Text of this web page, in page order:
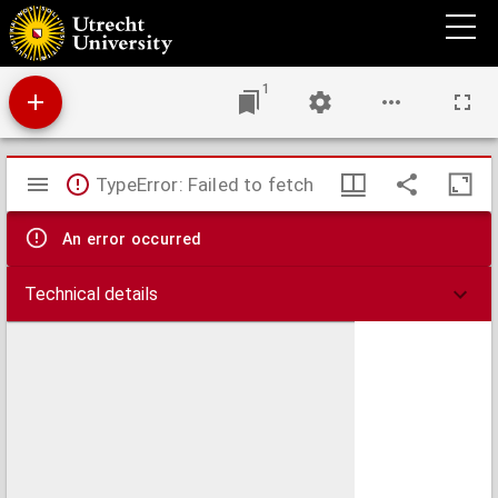
Groot placaatboek vervattende alle de placaten, ordonnantien en edicten, der ... Staten
's lands van Utrecht : mitsgaders van de ... Borgemeesteren en Vroedschap der stad
Utrecht tot het jaar 1728 ingesloten. Verrykt met allerhande edicten van Keyzer Karel
en Philips den tweeden, handvesten ... Alle ... by eengebragt, en met de nodige reg.
voorzien
1
Mirador
viewer
TypeError: Failed to fetch
An error occurred
Technical details